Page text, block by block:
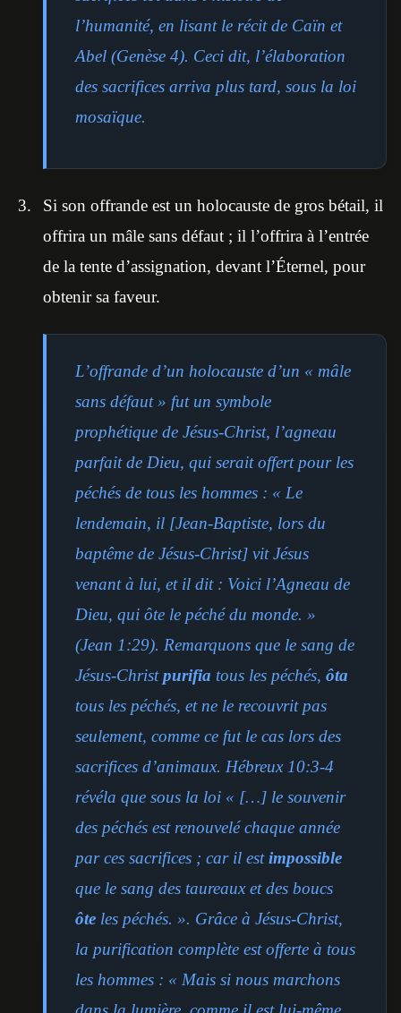
l’humanité, en lisant le récit de Caïn et
Abel (Genèse 4). Ceci dit, l’élaboration
des sacrifices arriva plus tard, sous la loi
mosaïque.
Si son offrande est un holocauste de gros bétail, il
offrira un mâle sans défaut ; il l’offrira à l’entrée
de la tente d’assignation, devant l’Éternel, pour
obtenir sa faveur.
L’offrande d’un holocauste d’un « mâle
sans défaut » fut un symbole
prophétique de Jésus-Christ, l’agneau
parfait de Dieu, qui serait offert pour les
péchés de tous les hommes : « Le
lendemain, il [Jean-Baptiste, lors du
baptême de Jésus-Christ] vit Jésus
venant à lui, et il dit : Voici l’Agneau de
Dieu, qui ôte le péché du monde. »
(Jean 1:29). Remarquons que le sang de
Jésus-Christpurifia tous les péchés, ôta
tous les péchés, et ne le recouvrit pas
seulement, comme ce fut le cas lors des
sacrifices d’animaux. Hébreux 10:3-4
révéla que sous la loi « […] le souvenir
des péchés est renouvelé chaque année
par ces sacrifices ; car il estimpossible
que le sang des taureaux et des boucs
ôte les péchés. ». Grâce à Jésus-Christ,
la purification complète est offerte à tous
les hommes : « Mais si nous marchons